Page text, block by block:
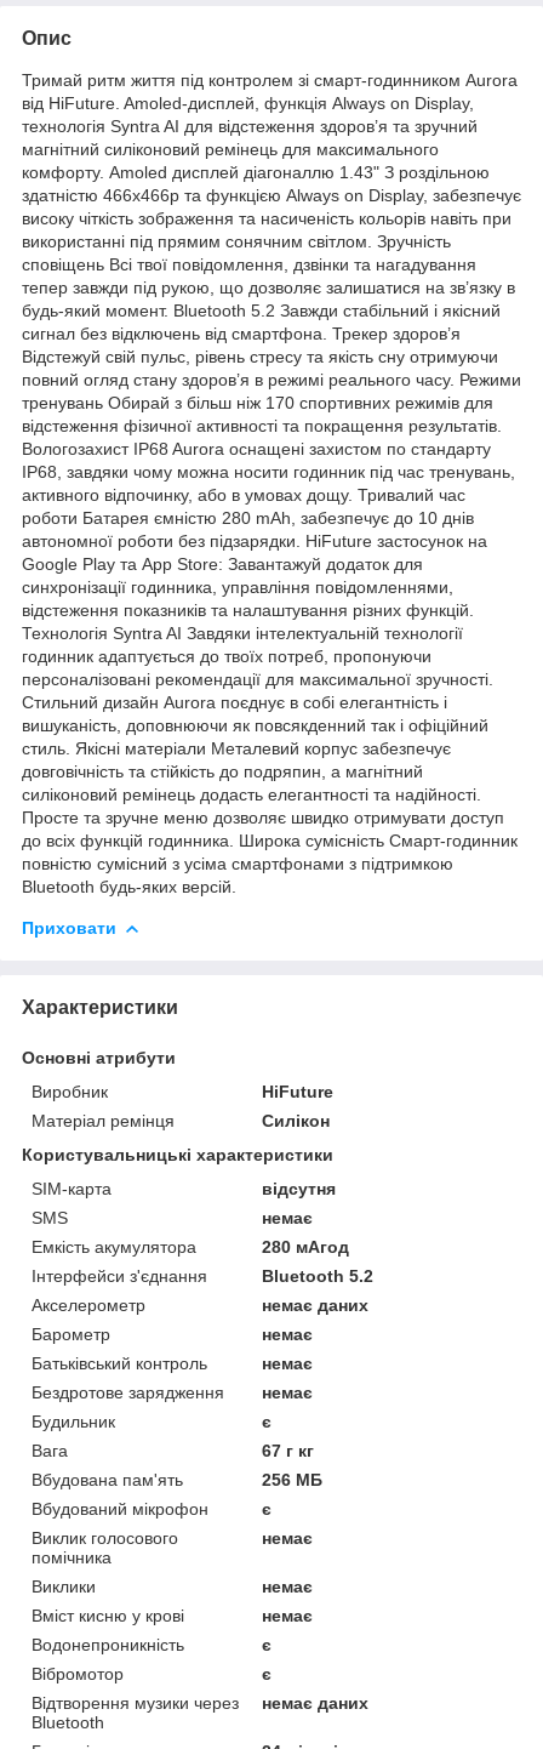
Опис
Тримай ритм життя під контролем зі смарт-годинником Aurora
від HiFuture. Amoled-дисплей, функція Always on Display,
технологія Syntra AI для відстеження здоров’я та зручний
магнітний силіконовий ремінець для максимального
комфорту. Amoled дисплей діагоналлю 1.43" З роздільною
здатністю 466х466р та функцією Always on Display, забезпечує
високу чіткість зображення та насиченість кольорів навіть при
використанні під прямим сонячним світлом. Зручність
сповіщень Всі твої повідомлення, дзвінки та нагадування
тепер завжди під рукою, що дозволяє залишатися на зв’язку в
будь-який момент. Bluetooth 5.2 Завжди стабільний і якісний
сигнал без відключень від смартфона. Трекер здоров’я
Відстежуй свій пульс, рівень стресу та якість сну отримуючи
повний огляд стану здоров’я в режимі реального часу. Режими
тренувань Обирай з більш ніж 170 спортивних режимів для
відстеження фізичної активності та покращення результатів.
Вологозахист IP68 Aurora оснащені захистом по стандарту
IP68, завдяки чому можна носити годинник під час тренувань,
активного відпочинку, або в умовах дощу. Тривалий час
роботи Батарея ємністю 280 mAh, забезпечує до 10 днів
автономної роботи без підзарядки. НіFuture застосунок на
Google Play та App Store: Завантажуй додаток для
синхронізації годинника, управління повідомленнями,
відстеження показників та налаштування різних функцій.
Технологія Syntra AI Завдяки інтелектуальній технології
годинник адаптується до твоїх потреб, пропонуючи
персоналізовані рекомендації для максимальної зручності.
Стильний дизайн Aurora поєднує в собі елегантність і
вишуканість, доповнюючи як повсякденний так і офіційний
стиль. Якісні матеріали Металевий корпус забезпечує
довговічність та стійкість до подряпин, а магнітний
силіконовий ремінець додасть елегантності та надійності.
Просте та зручне меню дозволяє швидко отримувати доступ
до всіх функцій годинника. Широка сумісність Смарт-годинник
повністю сумісний з усіма смартфонами з підтримкою
Bluetooth будь-яких версій.
Приховати
Характеристики
Основні атрибути
Виробник
HiFuture
Матеріал ремінця
Силікон
Користувальницькі характеристики
SIM-карта
відсутня
SMS
немає
Емкість акумулятора
280 мАгод
Інтерфейси з'єднання
Bluetooth 5.2
Акселерометр
немає даних
Барометр
немає
Батьківський контроль
немає
Бездротове зарядження
немає
Будильник
є
Вага
67 г кг
Вбудована пам'ять
256 МБ
Вбудований мікрофон
є
Виклик голосового
помічника
немає
Виклики
немає
Вміст кисню у крові
немає
Водонепроникність
є
Вібромотор
є
Відтворення музики через
Bluetooth
немає даних